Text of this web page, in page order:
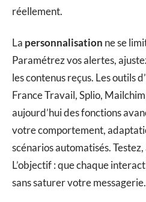
réellement.
La personnalisation ne se
Paramétrez vos alertes,
les contenus reçus. Les outils d’
France Travail, Splio,
aujourd’hui des fonctions
votre comportement,
scénarios automatisés.
L’objectif : que chaque
sans saturer votre messagerie.